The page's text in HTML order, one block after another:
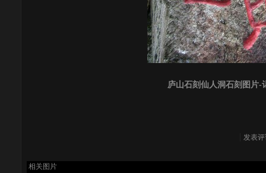
庐山石刻仙人洞石刻图
发表评
相关图片